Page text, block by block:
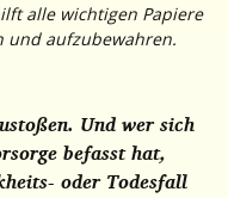
alle wichtigen Papiere
und aufzubewahren.
Und wer sich
befasst hat,
oder Todesfall